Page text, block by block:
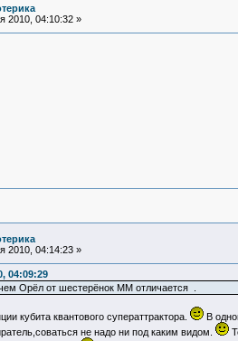
2010, 04:10:32 »
2010, 04:14:23 »
04:09:29
Орёл от шестерёнок ММ отличается .
кубита квантового суператтрактора.
В
не надо ни под каким видом.